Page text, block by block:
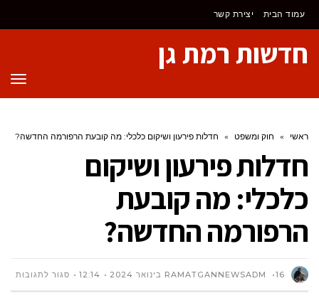
לתוכן
עמוד הבית יצירת קשר
חדשות רמת גן
ראשי » חוק ומשפט » חדלות פירעון ושיקום כלכלי: מה קובעת הרפורמה החדשה?
חדלות פירעון ושיקום
כלכלי: מה קובעת
הרפורמה החדשה?
RAMATGANNEWSADM 16 בינואר 2024 12:14 סגור לתגובותעל